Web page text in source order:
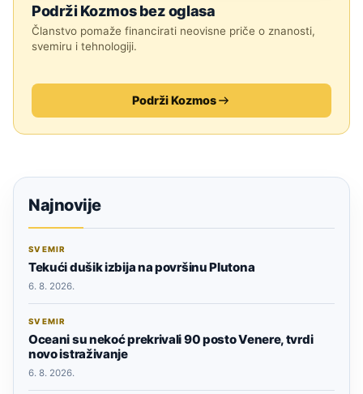
Podrži Kozmos bez oglasa
Članstvo pomaže financirati neovisne priče o znanosti,
svemiru i tehnologiji.
Podrži Kozmos
Najnovije
SVEMIR
Tekući dušik izbija na površinu Plutona
6. 8. 2026.
SVEMIR
Oceani su nekoć prekrivali 90 posto Venere, tvrdi
novo istraživanje
6. 8. 2026.